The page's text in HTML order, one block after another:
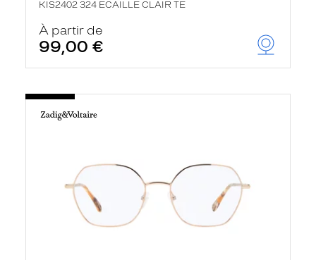
KIS2402 324 ECAILLE CLAIR TE
À partir de
99,00 €